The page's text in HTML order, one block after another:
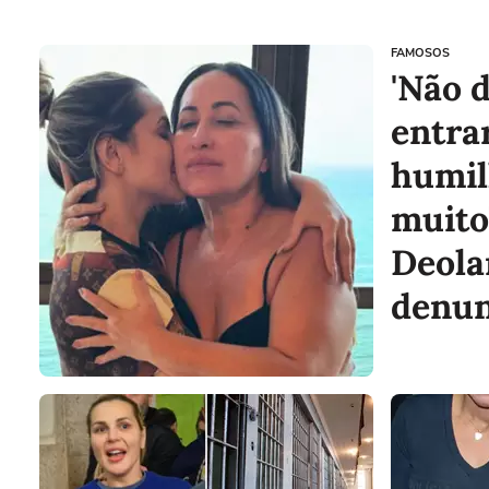
FAMOSOS
'Não
água